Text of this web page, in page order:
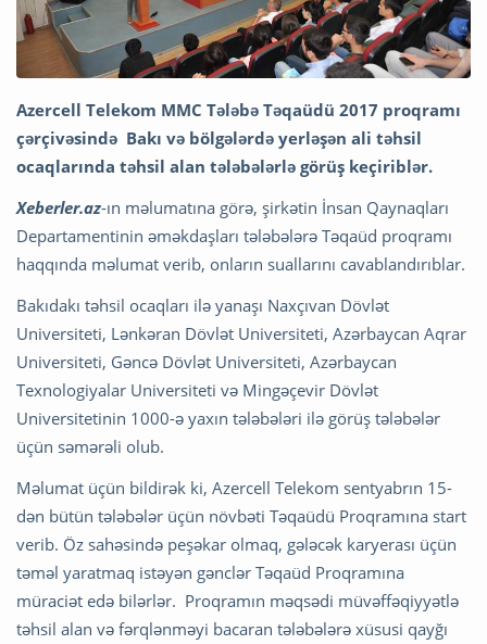
Azercell Telekom MMC Tələbə Təqaüdü 2017 proqramı
çərçivəsində Bakı və bölgələrdə yerləşən ali təhsil
ocaqlarında təhsil alan tələbələrlə görüş keçiriblər.
Xeberler.az-ın məlumatına görə, şirkətin İnsan Qaynaqları
Departamentinin əməkdaşları tələbələrə Təqaüd proqramı
haqqında məlumat verib, onların suallarını cavablandırıblar.
Bakıdakı təhsil ocaqları ilə yanaşı Naxçıvan Dövlət
Universiteti, Lənkəran Dövlət Universiteti, Azərbaycan Aqrar
Universiteti, Gəncə Dövlət Universiteti, Azərbaycan
Texnologiyalar Universiteti və Mingəçevir Dövlət
Universitetinin 1000-ə yaxın tələbələri ilə görüş tələbələr
üçün səmərəli olub.
Məlumat üçün bildirək ki, Azercell Telekom sentyabrın 15-
dən bütün tələbələr üçün növbəti Təqaüdü Proqramına start
verib. Öz sahəsində peşəkar olmaq, gələcək karyerası üçün
təməl yaratmaq istəyən gənclər Təqaüd Proqramına
müraciət edə bilərlər. Proqramın məqsədi müvəffəqiyyətlə
təhsil alan və fərqlənməyi bacaran tələbələrə xüsusi qayğı